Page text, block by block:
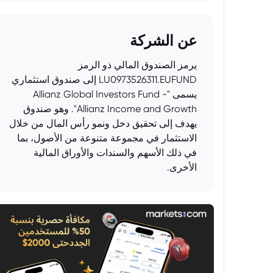
عن الشركة
يرمز الصندوق المالي ذو الرمز
LU0973526311.EUFUND إلى صندوق استثماري
يسمى "Allianz Global Investors Fund -
Allianz Income and Growth". وهو صندوق
يهدف إلى تحقيق دخل ونمو رأس المال من خلال
الاستثمار في مجموعة متنوعة من الأصول، بما
في ذلك الأسهم والسندات والأوراق المالية
الأخرى.